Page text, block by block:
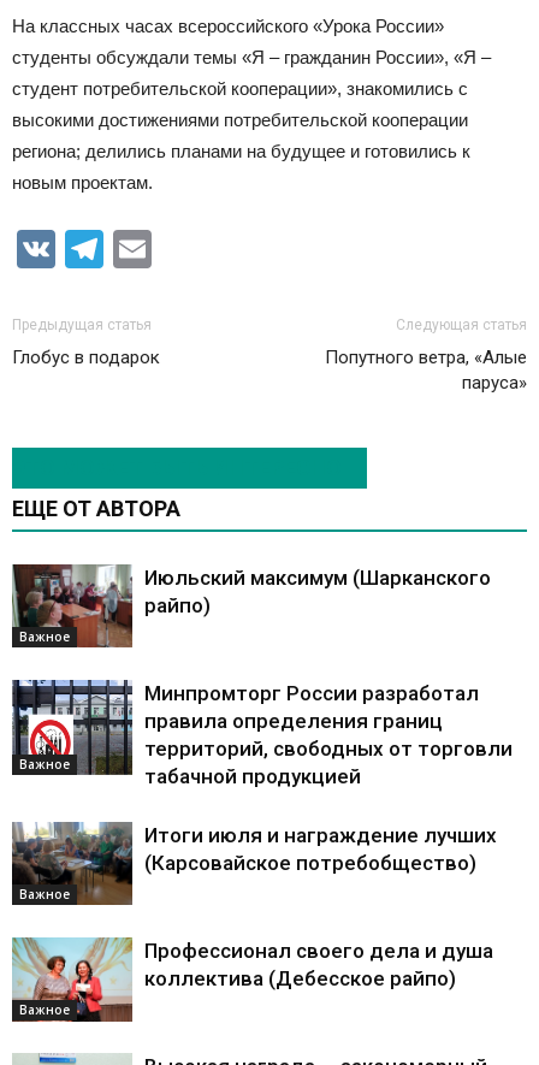
На классных часах всероссийского «Урока России»
студенты обсуждали темы «Я – гражданин России», «Я –
студент потребительской кооперации», знакомились с
высокими достижениями потребительской кооперации
региона; делились планами на будущее и готовились к
новым проектам.
VK Telegram
Предыдущая статья
Глобус в подарок
Следующая статья
Попутного ветра, «Алые
паруса»
ЕЩЕ ОТ АВТОРА
Важное
Июльский максимум (Шарканского
райпо)
Важное
Минпромторг России разработал
правила определения границ
территорий, свободных от торговли
табачной продукцией
Важное
Итоги июля и награждение лучших
(Карсовайское потребобщество)
Важное
Профессионал своего дела и душа
коллектива (Дебесское райпо)